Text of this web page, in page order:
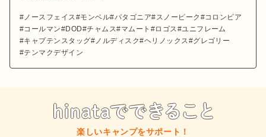
ノースフェイス モンベル パタゴニア スノーピーク
コロンビア
コールマン
DOD チャムス マムート ロゴス
ユニフレーム
キャプテンスタッグ
ノルディスク ヘリノックス
グレゴリー
テンマクデザイン
楽しいキャンプをサポート！